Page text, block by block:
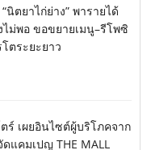
นิตยาไก่ย่าง” พารายได้
ม่พอ ขอขยายเมนู–รีโพซิ
ตระยะยาว
ร์ เผยอินไซต์ผู้บริโภคจาก
แคมเปญ THE MALL